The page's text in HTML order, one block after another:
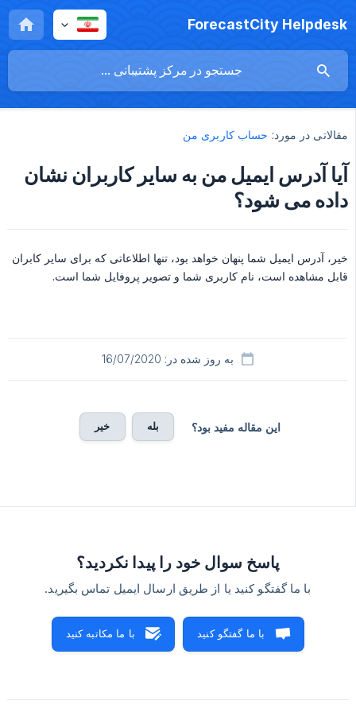
ForecastCity Helpdesk
مقالاتی در مورد: حساب کاربری من
آیا آدرس ایمیل من به سایر کاربران نشان
داده می شود؟
خیر، آدرس ایمیل شما پنهان خواهد بود، تنها اطلاعاتی که برای سایر کابران
قابل مشاهده است، نام کاربری شما و تصویر پروفایل شما است.
به روز شده در: 16/07/2020
این مقاله مفید بود؟ بله خیر
پاسخ سوال خود را پیدا نکردید؟
با ما گفتگو کنید یا از طریق ارسال ایمیل تماس بگیرید.
با ما گفتگو کنید با ما مکاتبه کنید